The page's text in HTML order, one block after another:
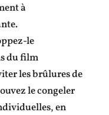
à
le
du film
les brûlures de
le congeler
en